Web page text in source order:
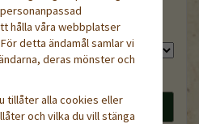
Amurnejlika,
demeter/ekologiskt frö
Läs mer
hålla våra webbplatser
detta ändamål samlar vi
deras mönster och
tillåter alla cookies eller
och vilka du vill stänga